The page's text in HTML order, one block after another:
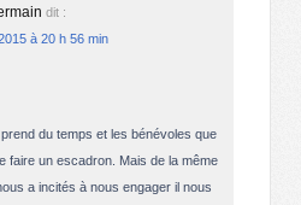
dit :
à 20 h 56 min
du temps et les bénévoles que
faire un escadron. Mais de la même
a incités à nous engager il nous